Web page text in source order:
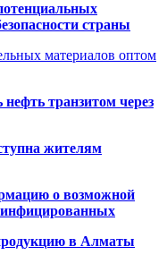
страны
материалов оптом
нефть транзитом через
жителям
о возможной
инфицированных
в Алматы